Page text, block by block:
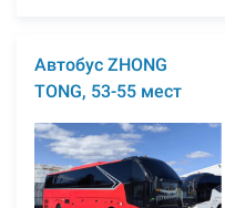
Автобус ZHONG
TONG, 53-55 мест